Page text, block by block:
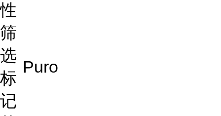
性
筛
选
标
记
Puro